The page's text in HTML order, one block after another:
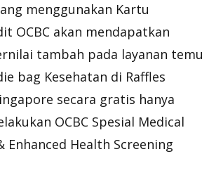
menggunakan Kartu
OCBC akan mendapatkan
tambah pada layanan temu
bag Kesehatan di Raffles
secara gratis hanya
OCBC Spesial Medical
Enhanced Health Screening